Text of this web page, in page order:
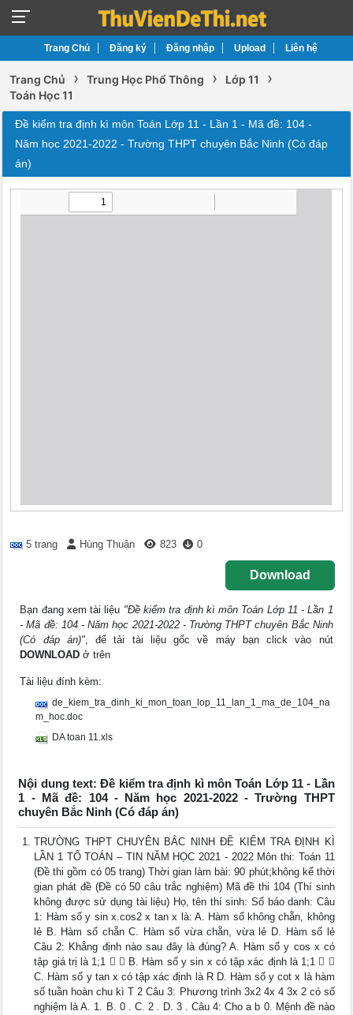
Trang Chủ Đăng ký Đăng nhập Upload Liên hệ
Trang Chủ › Trung Học Phổ Thông › Lớp 11 ›
Toán Học 11
Đề kiểm tra định kì môn Toán Lớp 11 - Lần 1 - Mã đề: 104 -
Năm học 2021-2022 - Trường THPT chuyên Bắc Ninh (Có đáp
án)
5 trang Hùng Thuận 823 0
Download
Bạn đang xem tài liệu "Đề kiểm tra định kì môn Toán Lớp 11 - Lần 1
- Mã đề: 104 - Năm học 2021-2022 - Trường THPT chuyên Bắc Ninh
(Có đáp án)", để tải tài liệu gốc về máy bạn click vào nút
DOWNLOAD ở trên
Tài liệu đính kèm:
de_kiem_tra_dinh_ki_mon_toan_lop_11_lan_1_ma_de_104_na
m_hoc.doc
DA toan 11.xls
Nội dung text: Đề kiểm tra định kì môn Toán Lớp 11 - Lần
1 - Mã đề: 104 - Năm học 2021-2022 - Trường THPT
chuyên Bắc Ninh (Có đáp án)
TRƯỜNG THPT CHUYÊN BẮC NINH ĐỀ KIỂM TRA ĐỊNH KÌ
LẦN 1 TỔ TOÁN – TIN NĂM HỌC 2021 - 2022 Môn thi: Toán 11
(Đề thi gồm có 05 trang) Thời gian làm bài: 90 phút;không kể thời
gian phát đề (Đề có 50 câu trắc nghiệm) Mã đề thi 104 (Thí sinh
không được sử dụng tài liệu) Họ, tên thí sinh: Số báo danh: Câu
1: Hàm số y sin x.cos2 x tan x là: A. Hàm số không chẵn, không
lẻ B. Hàm số chẵn C. Hàm số vừa chẵn, vừa lẻ D. Hàm số lẻ
Câu 2: Khẳng định nào sau đây là đúng? A. Hàm số y cos x có
tập giá trị là 1;1   B. Hàm số y sin x có tập xác định là 1;1  
C. Hàm số y tan x có tập xác định là R D. Hàm số y cot x là hàm
số tuần hoàn chu kì T 2 Câu 3: Phương trình 3x2 4x 4 3x 2 có số
nghiệm là A. 1. B. 0 . C. 2 . D. 3 . Câu 4: Cho a b 0. Mệnh đề nào